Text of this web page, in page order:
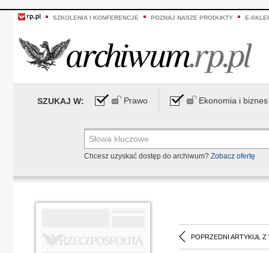
SZKOLENIA I KONFERENCJE POZNAJ NASZE PRODUKTY E-
SZUKAJ W: Prawo Ekonomia i biznes
Chcesz uzyskać dostęp do archiwum? Zobacz ofertę
POPRZEDNI ARTYKUŁ Z